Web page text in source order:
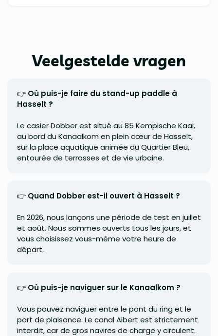
Veelgestelde vragen
👉 Où puis-je faire du stand-up paddle à
Hasselt ?
Le casier Dobber est situé au 85 Kempische Kaai,
au bord du Kanaalkom en plein cœur de Hasselt,
sur la place aquatique animée du Quartier Bleu,
entourée de terrasses et de vie urbaine.
👉 Quand Dobber est-il ouvert à Hasselt ?
En 2026, nous lançons une période de test en juillet
et août. Nous sommes ouverts tous les jours, et
vous choisissez vous-même votre heure de
départ.
👉 Où puis-je naviguer sur le Kanaalkom ?
Vous pouvez naviguer entre le pont du ring et le
port de plaisance. Le canal Albert est strictement
interdit, car de gros navires de charge y circulent.